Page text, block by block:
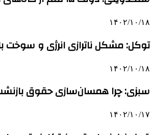
۱۴۰۲/۱۰/۱۸
توکل: مشکل ناترازی انرژی و
۱۴۰۲/۱۰/۱۸
سبزی: چرا همسان‌سازی حقوق
۱۴۰۲/۱۰/۱۷